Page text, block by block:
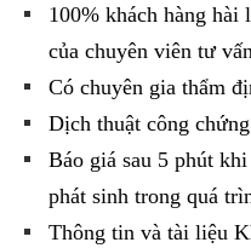
100% khách hàng hài
của chuyên viên tư vấn
Có chuyên gia thẩm
Dịch thuật công
Báo giá sau 5 phút
phát sinh trong quá
Thông tin và tài liệu